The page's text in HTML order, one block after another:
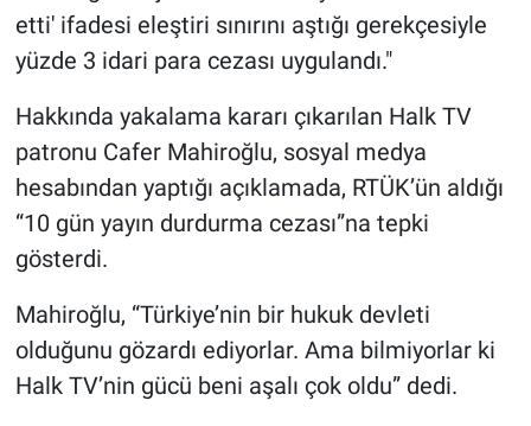
etti' ifadesi eleştiri sınırını aştığı gerekçesiyle
yüzde 3 idari para cezası uygulandı."
Hakkında yakalama kararı çıkarılan Halk TV
patronu Cafer Mahiroğlu, sosyal medya
hesabından yaptığı açıklamada, RTÜK’ün aldığı
“10 gün yayın durdurma cezası”na tepki
gösterdi.
Mahiroğlu, “Türkiye’nin bir hukuk devleti
olduğunu gözardı ediyorlar. Ama bilmiyorlar ki
Halk TV’nin gücü beni aşalı çok oldu” dedi.